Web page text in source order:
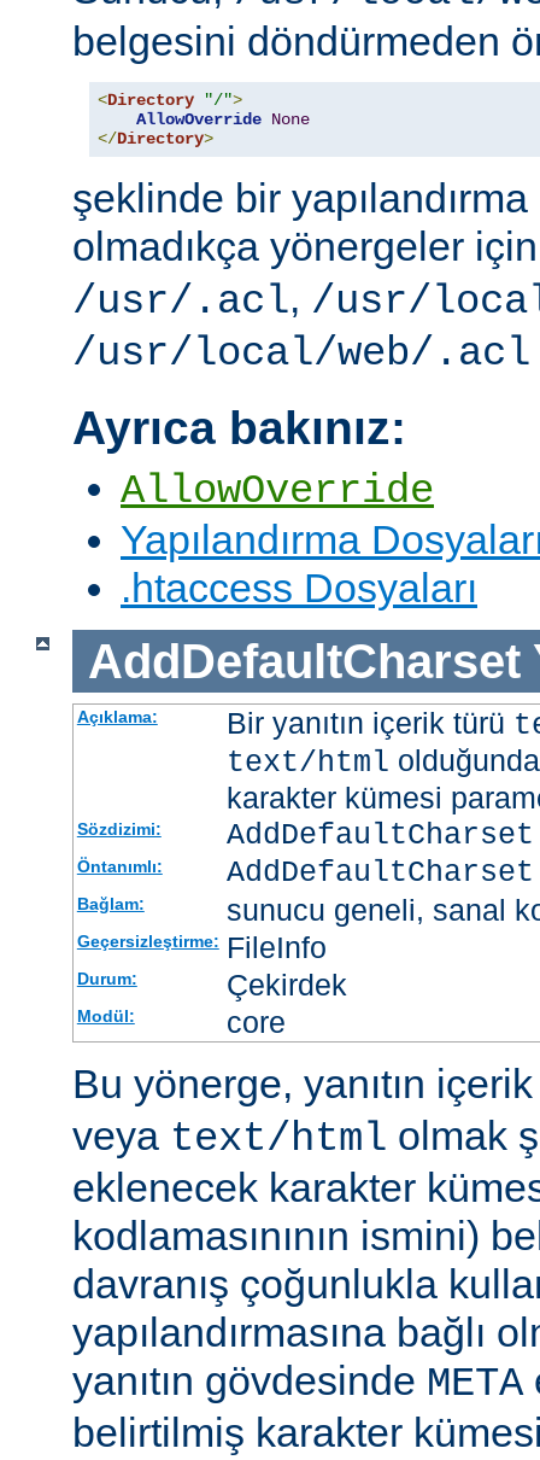
belgesini döndürmeden
<Directory "/">
AllowOverride None
</Directory>
şeklinde bir
olmadıkça yönergeler
/usr/.acl, /usr/
/usr/local/web/.acl
Ayrıca bakınız:
AllowOverride
Yapılandırma
.htaccess Dosyaları
AddDefaultCharset
Açıklama: Bir yanıtın içerik türü
text/html
karakter kümesi
Sözdizimi:
Öntanımlı:
Bağlam: sunucu geneli, sanal
Geçersizleştirme: FileInfo
Durum: Çekirdek
Modül: core
Bu yönerge, yanıtın
veya text/html olmak
eklenecek karakter
kodlamasınının ismini)
davranış çoğunlukla
yapılandırmasına bağlı
yanıtın gövdesinde META
belirtilmiş karakter